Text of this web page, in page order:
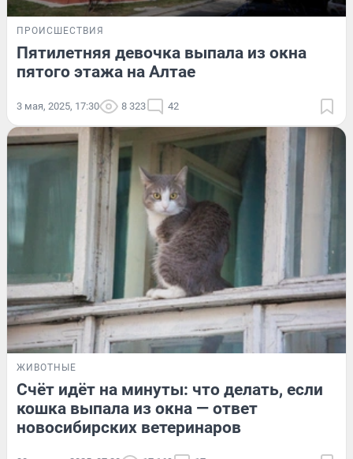
ПРОИСШЕСТВИЯ
Пятилетняя девочка выпала из окна
пятого этажа на Алтае
3 мая, 2025, 17:30 8 323 42
ЖИВОТНЫЕ
Счёт идёт на минуты: что делать, если
кошка выпала из окна — ответ
новосибирских ветеринаров